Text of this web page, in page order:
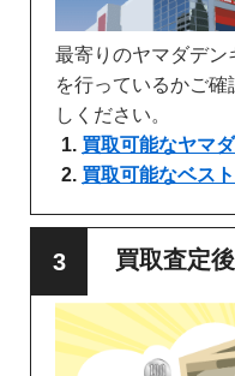
最寄りのヤマダデン
を行っているかご
しください。
買取可能なヤマ
買取可能なベス
買取査定